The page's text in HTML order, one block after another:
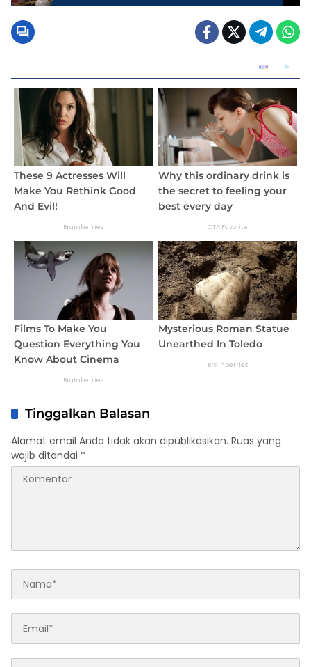
TRIGUNA PRATAMA ABADI
Tinggalkan Balasan
Alamat email Anda tidak akan dipublikasikan. Ruas yang
wajib ditandai *